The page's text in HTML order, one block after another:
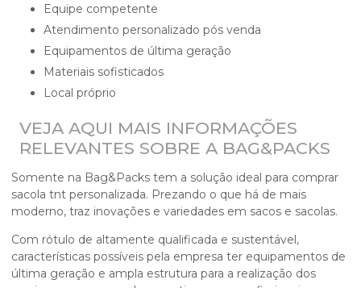
equipe competente
atendimento personalizado pós venda
equipamentos de última geração
materiais sofisticados
local próprio
VEJA AQUI MAIS INFORMAÇÕES
RELEVANTES SOBRE A BAG&PACKS
Somente na Bag&Packs tem a solução ideal para comprar
sacola tnt personalizada. Prezando o que há de mais
moderno, traz inovações e variedades em sacos e sacolas.
Com rótulo de altamente qualificada e sustentável,
características possíveis pela empresa ter equipamentos de
última geração e ampla estrutura para a realização dos